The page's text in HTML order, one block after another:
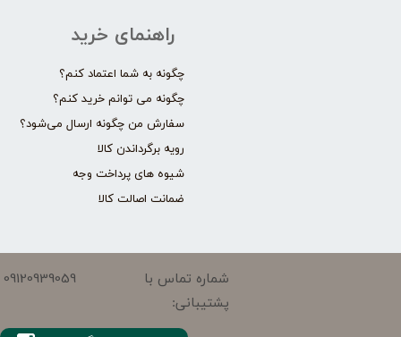
راهنمای خرید
چگونه به شما اعتماد کنم؟
چگونه می توانم خرید کنم؟
سفارش من چگونه ارسال می‌شود؟
رویه برگرداندن کالا
شیوه های پرداخت وجه
ضمانت اصالت کالا
شماره تماس با
پشتیبانی:
09120939059